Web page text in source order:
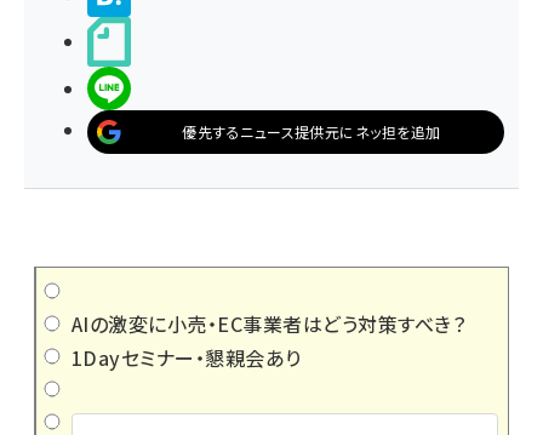
優先するニュース提供元にネッ担を追加
AIの激変に小売・EC事業者はどう対策すべき？
1Dayセミナー・懇親会あり